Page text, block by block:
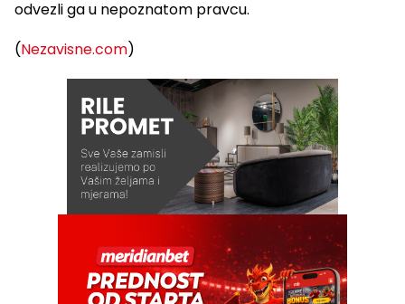
odvezli ga u nepoznatom pravcu.
(Nezavisne.com)